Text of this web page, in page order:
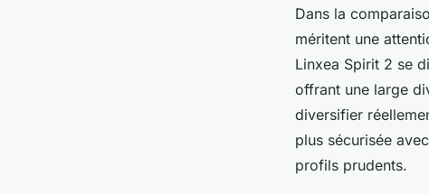
Dans la
méritent une
Linxea Spirit 2 se
offrant une large
diversifier
plus sécurisée
profils prudents.